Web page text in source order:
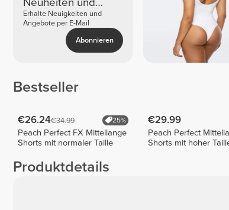
Angebote
Erhalte Neuigkeiten und
Angebote per E-Mail
Abonnieren
Bestseller
€26.24€34.99 25%
Peach Perfect FX Mittellange
Shorts mit normaler Taille
€29.99
Peach Perfect
Shorts mit hoher
Produktdetails